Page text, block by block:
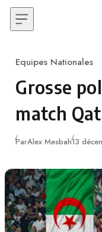
Skip to content
Category
Equipes Nationales
Grosse
match
ParAlex MesbahPublié
13